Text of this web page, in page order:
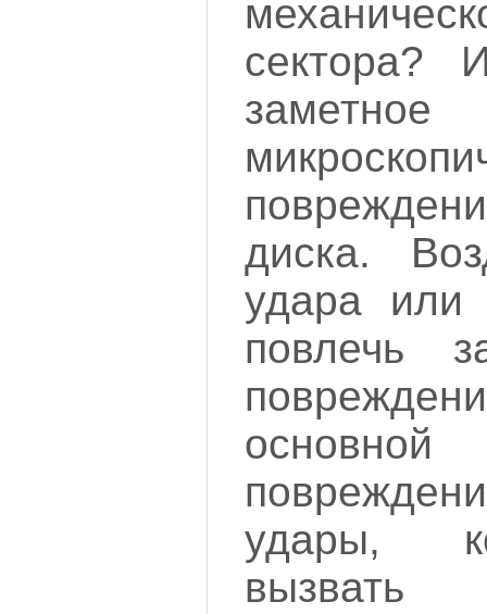
сектора?
диска.
удара или
повлечь
удары,
вызвать